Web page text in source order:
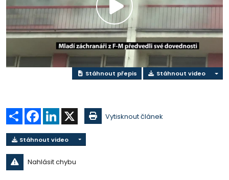
Přehrát
video
Stáhnout přepis Stáhnout video
Sdílet Facebook
LinkedIn Vytisknout článek
Stáhnout video
Nahlásit chybu